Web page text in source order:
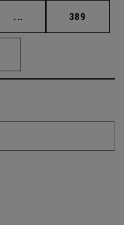
... Páginas intermedias
Página
389